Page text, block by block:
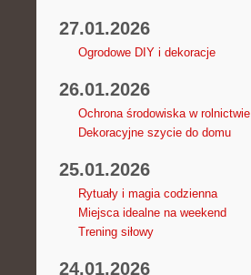
27.01.2026
Ogrodowe DIY i dekoracje
26.01.2026
Ochrona środowiska w rolnictwie
Dekoracyjne szycie do domu
25.01.2026
Rytuały i magia codzienna
Miejsca idealne na weekend
Trening siłowy
24.01.2026